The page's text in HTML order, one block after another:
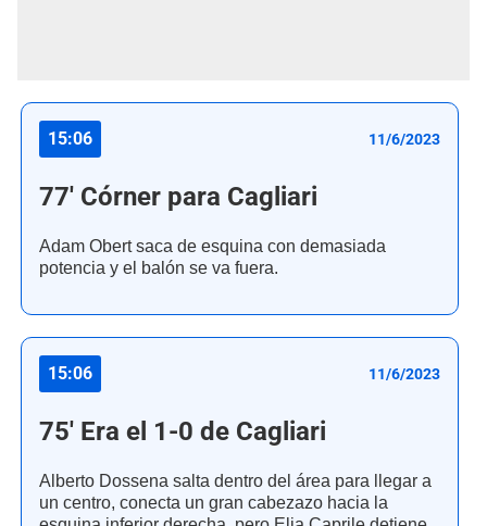
15:06 11/6/2023
77' Córner para Cagliari
Adam Obert saca de esquina con demasiada
potencia y el balón se va fuera.
15:06 11/6/2023
75' Era el 1-0 de Cagliari
Alberto Dossena salta dentro del área para llegar a
un centro, conecta un gran cabezazo hacia la